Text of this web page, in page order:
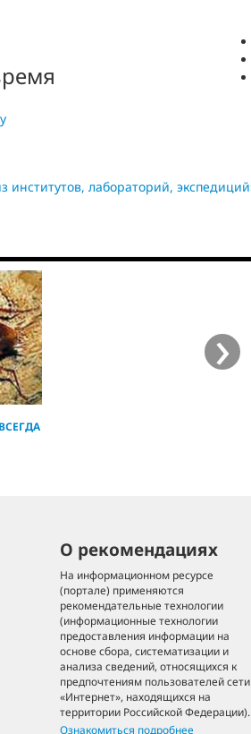
институтов, лабораторий,
›
О рекомендациях
На информационном ресурсе
(портале) применяются
рекомендательные технологии
(информационные технологии
предоставления информации на
основе сбора, систематизации и
анализа сведений, относящихся к
предпочтениям пользователей сети
«Интернет», находящихся на
территории Российской Федерации).
Ознакомиться подробнее